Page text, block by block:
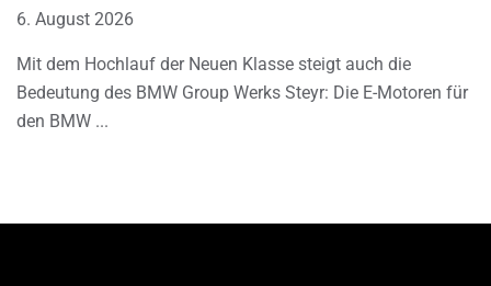
6. August 2026
Mit dem Hochlauf der Neuen Klasse steigt auch die
Bedeutung des BMW Group Werks Steyr: Die E-Motoren für
den BMW